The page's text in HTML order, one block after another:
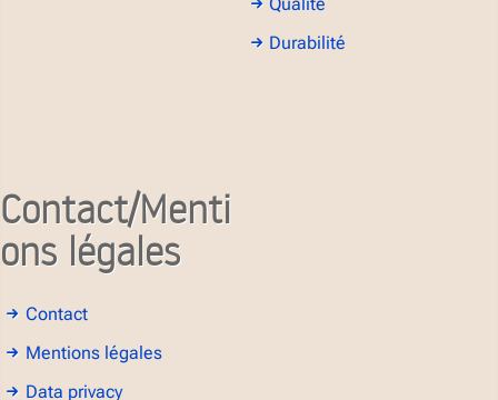
Durabilité
Contact/Menti
ons légales
Contact
Mentions légales
Data privacy